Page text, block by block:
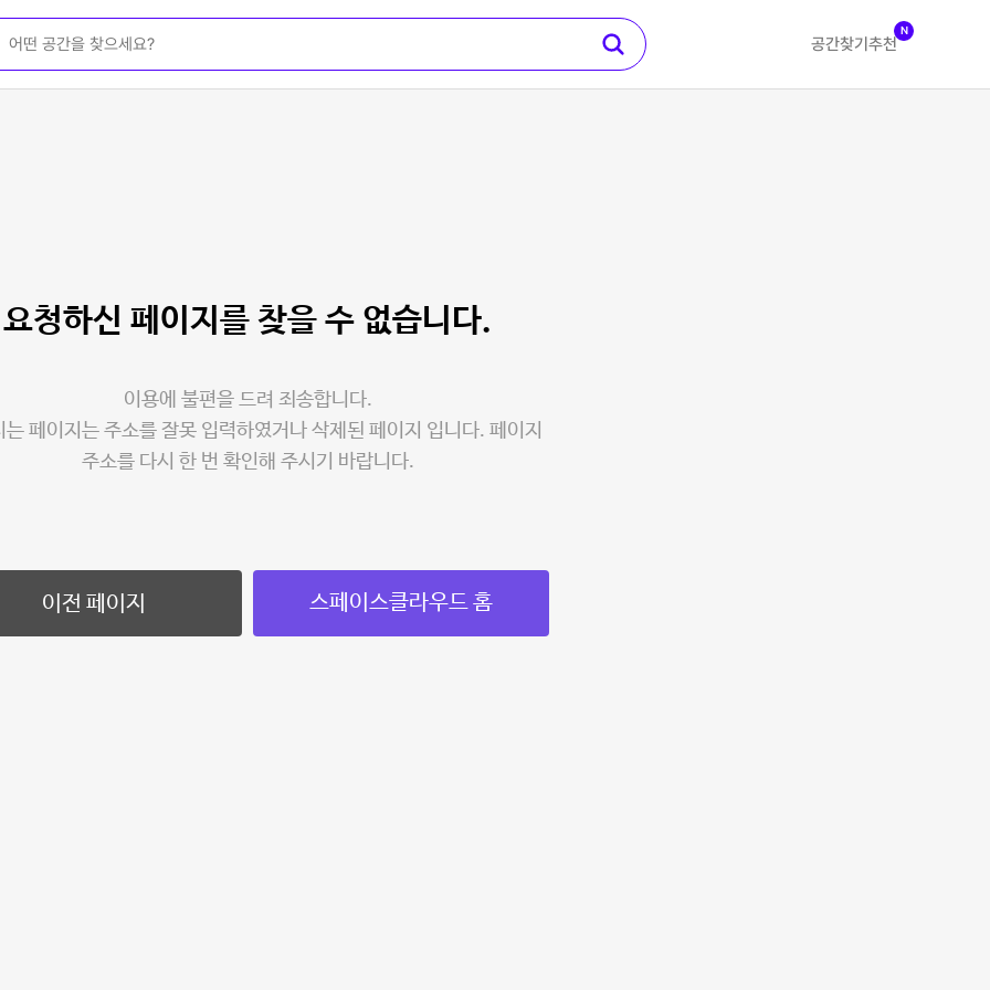
공간찾기 추천
N
요청하신 페이지를 찾을 수 없습니다.
이용에 불편을 드려 죄송합니다.
는 페이지는 주소를 잘못 입력하였거나 삭제된 페이지 입니다. 페이지
주소를 다시 한 번 확인해 주시기 바랍니다.
이전 페이지 스페이스클라우드 홈